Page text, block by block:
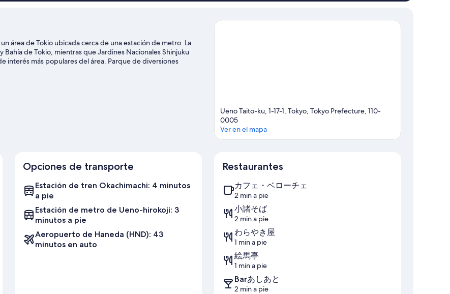
área de Tokio ubicada cerca de una estación de metro. La
de Tokio, mientras que Jardines Nacionales Shinjuku
interés más populares del área. Parque de diversiones
que no te puedes perder.
Ueno Taito-ku, 1-17-1, Tokyo, Tokyo Prefecture, 110-
0005
Ver en el mapa
Opciones de transporte
Estación de tren Okachimachi: 4 minutos
a pie
Estación de metro de Ueno-hirokoji: 3
minutos a pie
Aeropuerto de Haneda (HND): 43
minutos en auto
Restaurantes
カフェ・ベローチェ
2 min a pie
小諸そば
2 min a pie
わらやき屋
1 min a pie
絵馬亭
1 min a pie
Barあしあと
2 min a pie